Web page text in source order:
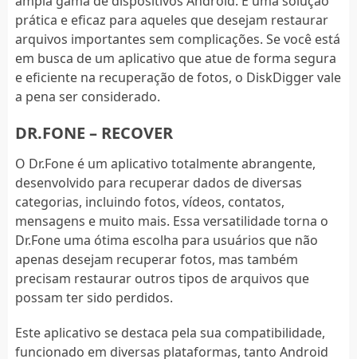
prática e eficaz para aqueles que desejam restaurar
arquivos importantes sem complicações. Se você está
em busca de um aplicativo que atue de forma segura
e eficiente na recuperação de fotos, o DiskDigger vale
a pena ser considerado.
DR.FONE – RECOVER
O Dr.Fone é um aplicativo totalmente abrangente,
desenvolvido para recuperar dados de diversas
categorias, incluindo fotos, vídeos, contatos,
mensagens e muito mais. Essa versatilidade torna o
Dr.Fone uma ótima escolha para usuários que não
apenas desejam recuperar fotos, mas também
precisam restaurar outros tipos de arquivos que
possam ter sido perdidos.
Este aplicativo se destaca pela sua compatibilidade,
funcionado em diversas plataformas, tanto Android